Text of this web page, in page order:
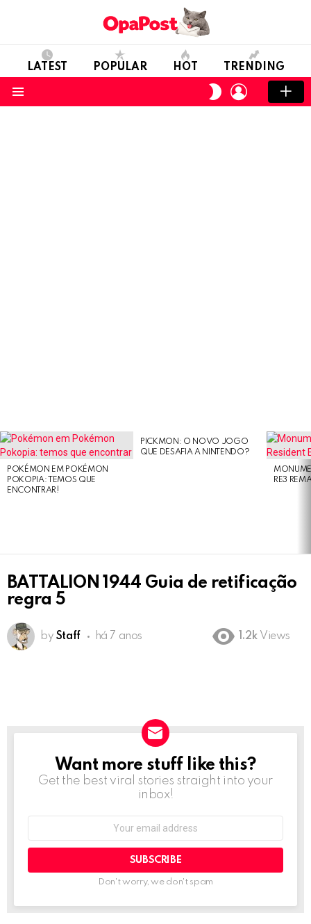
LATEST POPULAR HOT TRENDING
SWITCH
SKIN
LOGIN
LATEST
STORIES
POKÉMON EM POKÉMON
POKOPIA: TEMOS QUE
ENCONTRAR!
PICKMON: O NOVO JOGO
QUE DESAFIA A NINTENDO?
RE3
BATTALION 1944 Guia de retificação
regra 5
by Staff há 7 anos 1.2k Views
NEWSLETTER
Want more stuff like this?
Get the best viral stories straight into your
inbox!
Don't worry, we don't spam